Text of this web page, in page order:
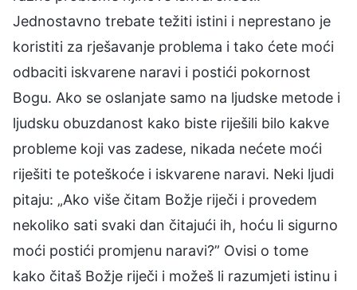
Jednostavno trebate težiti istini i neprestano je
koristiti za rješavanje problema i tako ćete moći
odbaciti iskvarene naravi i postići pokornost
Bogu. Ako se oslanjate samo na ljudske metode i
ljudsku obuzdanost kako biste riješili bilo kakve
probleme koji vas zadese, nikada nećete moći
riješiti te poteškoće i iskvarene naravi. Neki ljudi
pitaju: „Ako više čitam Božje riječi i provedem
nekoliko sati svaki dan čitajući ih, hoću li sigurno
moći postići promjenu naravi?” Ovisi o tome
kako čitaš Božje riječi i možeš li razumjeti istinu i